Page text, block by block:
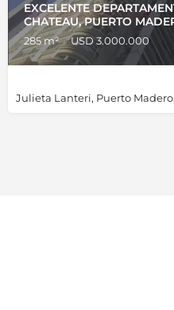
EXCELENTE
CHATEAU, PUERTO
285 m² USD 3.000.000